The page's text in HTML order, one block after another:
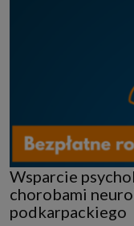
Wsparcie
chorobami
podkarpackiego